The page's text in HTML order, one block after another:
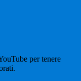
per tenere